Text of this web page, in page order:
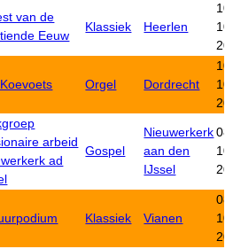
van de
Eeuw
Klassiek Heerlen
Orgel Dordrecht
arbeid
ad
Gospel
Nieuwerkerk
aan den
IJssel
Klassiek Vianen